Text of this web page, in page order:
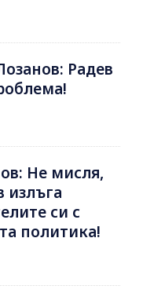
Радев
Не мисля,
излъга
си с
политика!